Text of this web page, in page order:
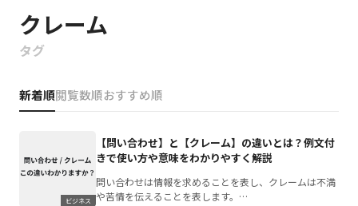
クレーム
タグ
新着順閲覧数順おすすめ順
ビジネス
【問い合わせ】と【クレーム】の違いとは？例文付
きで使い方や意味をわかりやすく解説
問い合わせは情報を求めることを表し、クレームは不満
や苦情を伝えることを表します。…